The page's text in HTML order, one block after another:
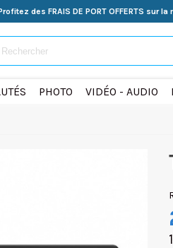
des FRAIS DE PORT OFFERTS sur la
PHOTO VIDÉO - AUDIO